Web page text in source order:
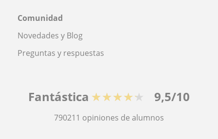
Comunidad
Novedades y Blog
Preguntas y respuestas
Fantástica ★★★★★ 9,5/10
790211 opiniones de alumnos